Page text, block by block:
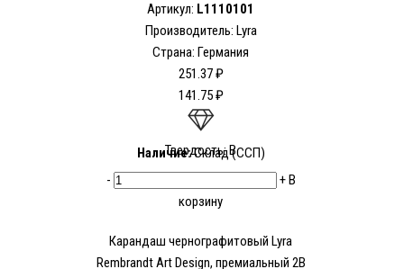
Артикул: L1110101
Производитель: Lyra
Страна: Германия
251.37 ₽
141.75 ₽
Твердость: B
Наличие:Склад (ССП)
-
+В
корзину
Карандаш чернографитовый Lyra
Rembrandt Art Design, премиальный 2В